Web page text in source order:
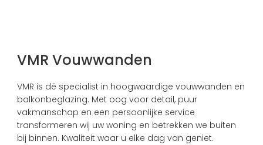
VMR Vouwwanden
VMR is dé specialist in hoogwaardige vouwwanden en
balkonbeglazing. Met oog voor detail, puur
vakmanschap en een persoonlijke service
transformeren wij uw woning en betrekken we buiten
bij binnen. Kwaliteit waar u elke dag van geniet.